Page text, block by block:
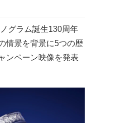
グラム誕生130周年
情景を背景に5つの歴
ンペーン映像を発表